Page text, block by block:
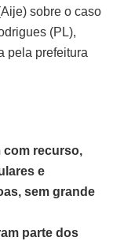
sobre o caso
(PL),
pela prefeitura
com recurso,
e
sem grande
parte dos